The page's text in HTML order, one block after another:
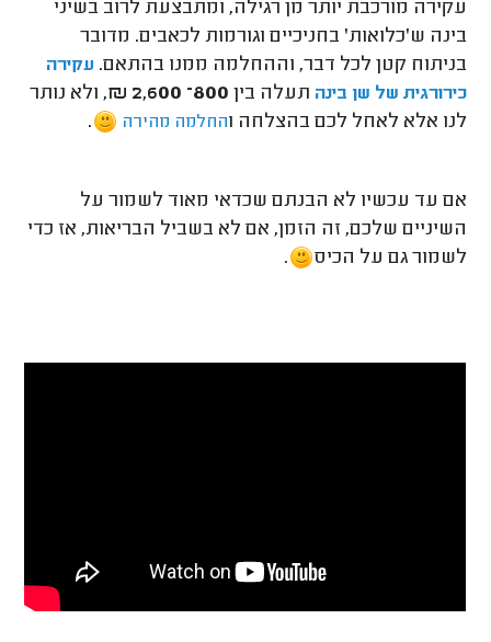
עקירה מורכבת יותר מן רגילה, ומתבצעת לרוב בשיני
בינה ש'כלואות' בחניכיים וגורמות לכאבים. מדובר
בניתוח קטן לכל דבר, וההחלמה ממנו בהתאם. עקירה
כירורגית של שן בינה תעלה בין 800– 2,600 ₪
, ולא נותר
לנו אלא לאחל לכם בהצלחה והחלמה מהירה .
אם עד עכשיו לא הבנתם שכדאי מאוד לשמור על
השיניים שלכם, זה הזמן, אם לא בשביל הבריאות, אז כדי
לשמור גם על הכיס
.